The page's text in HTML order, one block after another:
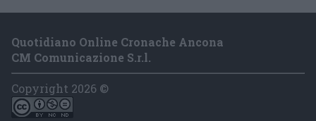
Quotidiano Online Cronache Ancona
CM Comunicazione S.r.l.
Copyright 2026 ©